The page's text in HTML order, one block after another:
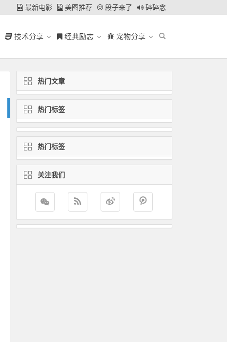
最新电影 美图推荐 段子来了 碎碎念
技术分享 经典励志 宠物分享
热门文章
热门标签
热门标签
关注我们